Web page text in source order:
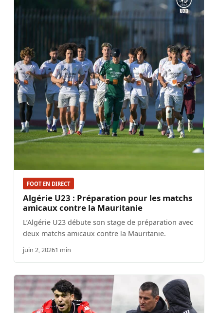
FOOT EN DIRECT
Algérie U23 : Préparation pour les matchs
amicaux contre la Mauritanie
L’Algérie U23 débute son stage de préparation avec
deux matchs amicaux contre la Mauritanie.
juin 2, 20261 min